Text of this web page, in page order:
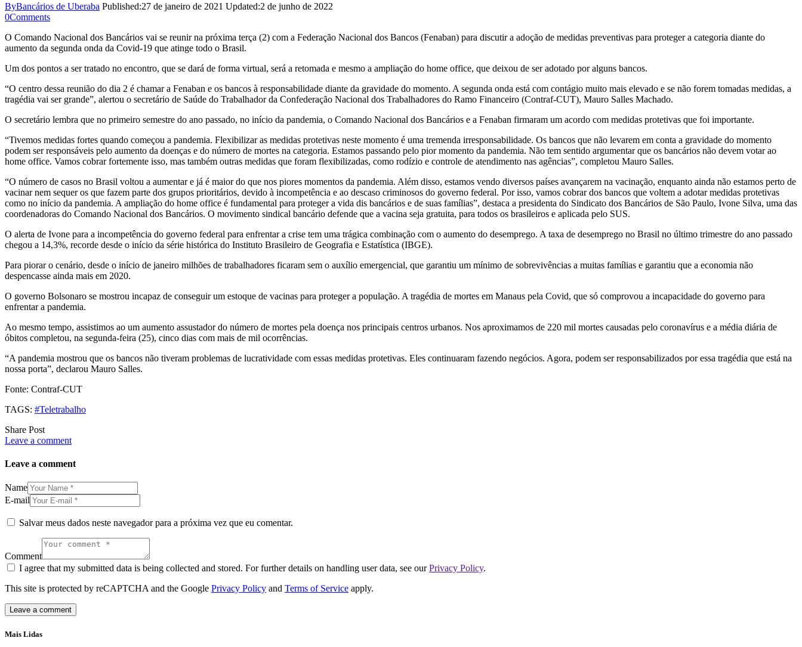
ByBancários de Uberaba Published:27 de janeiro de 2021 Updated:2 de junho de 2022
0Comments
O Comando Nacional dos Bancários vai se reunir na próxima terça (2) com a Federação Nacional dos Bancos (Fenaban) para discutir a adoção de medidas preventivas para proteger a categoria diante do
aumento da segunda onda da Covid-19 que atinge todo o Brasil.
Um dos pontos a ser tratado no encontro, que se dará de forma virtual, será a retomada e mesmo a ampliação do home office, que deixou de ser adotado por alguns bancos.
“O centro dessa reunião do dia 2 é chamar a Fenaban e os bancos à responsabilidade diante da gravidade do momento. A segunda onda está com contágio muito mais elevado e se não forem tomadas medidas, a
tragédia vai ser grande”, alertou o secretário de Saúde do Trabalhador da Confederação Nacional dos Trabalhadores do Ramo Financeiro (Contraf-CUT), Mauro Salles Machado.
O secretário lembra que no primeiro semestre do ano passado, no início da pandemia, o Comando Nacional dos Bancários e a Fenaban firmaram um acordo com medidas protetivas que foi importante.
“Tivemos medidas fortes quando começou a pandemia. Flexibilizar as medidas protetivas neste momento é uma tremenda irresponsabilidade. Os bancos que não levarem em conta a gravidade do momento
podem ser responsáveis pelo aumento da doenças e do número de mortes na categoria. Estamos passando pelo pior momento da pandemia. Não tem sentido argumentar que os bancários não devem votar ao
home office. Vamos cobrar fortemente isso, mas também outras medidas que foram flexibilizadas, como rodízio e controle de atendimento nas agências”, completou Mauro Salles.
“O número de casos no Brasil voltou a aumentar e já é maior do que nos piores momentos da pandemia. Além disso, estamos vendo diversos países avançarem na vacinação, enquanto ainda não estamos perto de
vacinar nem sequer os que fazem parte dos grupos prioritários, devido à incompetência e ao descaso criminosos do governo federal. Por isso, vamos cobrar dos bancos que voltem a adotar medidas protetivas
como no início da pandemia. A ampliação do home office é fundamental para proteger a vida dis bancários e de suas famílias”, destaca a presidenta do Sindicato dos Bancários de São Paulo, Ivone Silva, uma das
coordenadoras do Comando Nacional dos Bancários. O movimento sindical bancário defende que a vacina seja gratuita, para todos os brasileiros e aplicada pelo SUS.
O alerta de Ivone para a incompetência do governo federal para enfrentar a crise tem uma trágica combinação com o aumento do desemprego. A taxa de desemprego no Brasil no último trimestre do ano passado
chegou a 14,3%, recorde desde o início da série histórica do Instituto Brasileiro de Geografia e Estatística (IBGE).
Para piorar o cenário, desde o início de janeiro milhões de trabalhadores ficaram sem o auxílio emergencial, que garantiu um mínimo de sobrevivências a muitas famílias e garantiu que a economia não
despencasse ainda mais em 2020.
O governo Bolsonaro se mostrou incapaz de conseguir um estoque de vacinas para proteger a população. A tragédia de mortes em Manaus pela Covid, que só comprovou a incapacidade do governo para
enfrentar a pandemia.
Ao mesmo tempo, assistimos ao um aumento assustador do número de mortes pela doença nos principais centros urbanos. Nos aproximamos de 220 mil mortes causadas pelo coronavírus e a média diária de
óbitos completou, na segunda-feira (25), cinco dias com mais de mil ocorrências.
“A pandemia mostrou que os bancos não tiveram problemas de lucratividade com essas medidas protetivas. Eles continuaram fazendo negócios. Agora, podem ser responsabilizados por essa tragédia que está na
nossa porta”, declarou Mauro Salles.
Fonte: Contraf-CUT
TAGS: #Teletrabalho
Share Post
Leave a comment
Leave a comment
Name
E-mail
Salvar meus dados neste navegador para a próxima vez que eu comentar.
Comment
I agree that my submitted data is being collected and stored. For further details on handling user data, see ourPrivacy Policy.
This site is protected by reCAPTCHA and the Google Privacy Policy and Terms of Service apply.
Mais Lidas